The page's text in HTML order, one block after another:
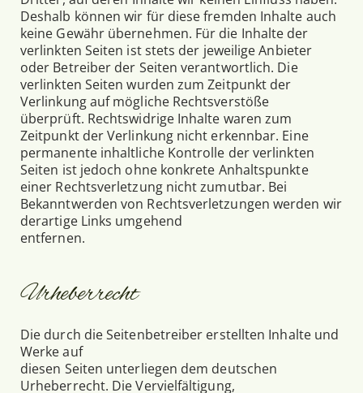
Deshalb können wir für diese fremden Inhalte auch
keine Gewähr übernehmen. Für die Inhalte der
verlinkten Seiten ist stets der jeweilige Anbieter
oder Betreiber der Seiten verantwortlich. Die
verlinkten Seiten wurden zum Zeitpunkt der
Verlinkung auf mögliche Rechtsverstöße
überprüft. Rechtswidrige Inhalte waren zum
Zeitpunkt der Verlinkung nicht erkennbar. Eine
permanente inhaltliche Kontrolle der verlinkten
Seiten ist jedoch ohne konkrete Anhaltspunkte
einer Rechtsverletzung nicht zumutbar. Bei
Bekanntwerden von Rechtsverletzungen werden wir
derartige Links umgehend
entfernen.
Urheberrecht
Die durch die Seitenbetreiber erstellten Inhalte und
Werke auf
diesen Seiten unterliegen dem deutschen
Urheberrecht. Die Vervielfältigung,